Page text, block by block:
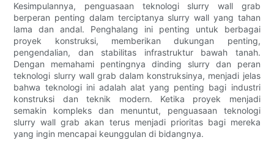
Kesimpulannya, penguasaan teknologi slurry wall grab
berperan penting dalam terciptanya slurry wall yang tahan
lama dan andal. Penghalang ini penting untuk berbagai
proyek konstruksi, memberikan dukungan penting,
pengendalian, dan stabilitas infrastruktur bawah tanah.
Dengan memahami pentingnya dinding slurry dan peran
teknologi slurry wall grab dalam konstruksinya, menjadi jelas
bahwa teknologi ini adalah alat yang penting bagi industri
konstruksi dan teknik modern. Ketika proyek menjadi
semakin kompleks dan menuntut, penguasaan teknologi
slurry wall grab akan terus menjadi prioritas bagi mereka
yang ingin mencapai keunggulan di bidangnya.